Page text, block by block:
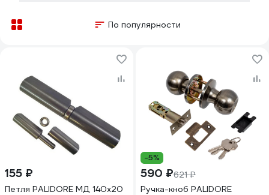
По популярности
155 ₽
Петля PALIDORE МД 140х20
-5%
590 ₽621 ₽
Ручка-кноб PALIDORE